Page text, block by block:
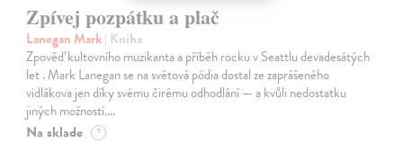
Zpívej pozpátku a plač
Lanegan Mark| Kniha
Zpověď kultovního muzikanta a příběh rocku v Seattlu devadesátých
let . Mark Lanegan se na světová pódia dostal ze zaprášeného
vidlákova jen díky svému čirému odhodlání — a kvůli nedostatku
jiných možností.…
Na sklade ?